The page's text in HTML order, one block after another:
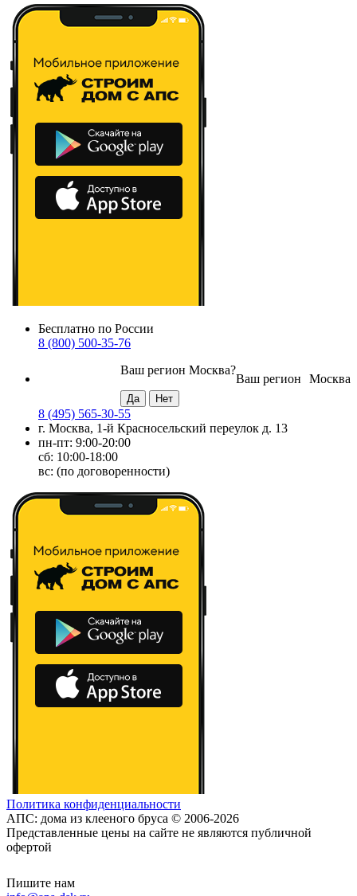
Бесплатно по России
8 (800) 500-35-76
Москва
Ваш регион
Ваш регион Москва?
8 (495) 565-30-55
г. Москва, 1-й Красносельский переулок д. 13
пн-пт: 9:00-20:00
сб: 10:00-18:00
вс: (по договоренности)
Политика конфиденциальности
АПС: дома из клееного бруса © 2006-2026
Представленные цены на сайте не являются публичной
офертой
Пишите нам